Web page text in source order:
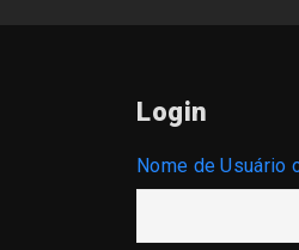
Login
Nome de Usuário